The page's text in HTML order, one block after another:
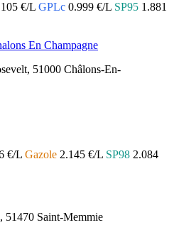
€/L GPLc 0.999 €/L SP95 1.881
En Champagne
51000 Châlons-En-
€/L Gazole 2.145 €/L SP98 2.084
51470 Saint-Memmie